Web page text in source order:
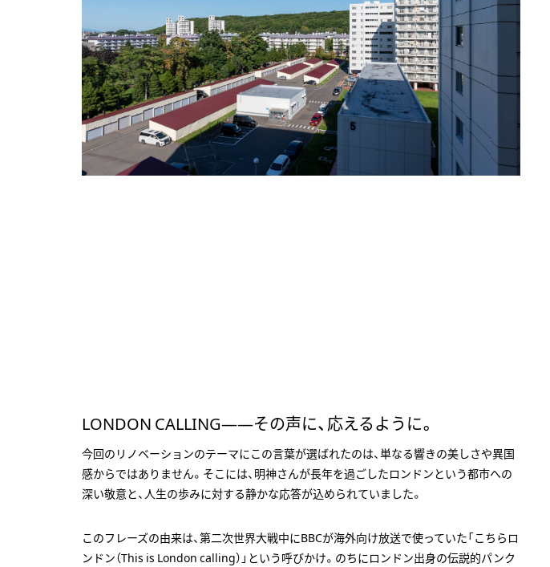
LONDON CALLING――その声に、応えるように。
今回のリノベーションのテーマにこの言葉が選ばれたのは、単なる響きの美しさや異国
感からではありません。そこには、明神さんが長年を過ごしたロンドンという都市への
深い敬意と、人生の歩みに対する静かな応答が込められていました。
このフレーズの由来は、第二次世界大戦中にBBCが海外向け放送で使っていた「こちらロ
ンドン（This is London calling）」という呼びかけ。のちにロンドン出身の伝説的パンク